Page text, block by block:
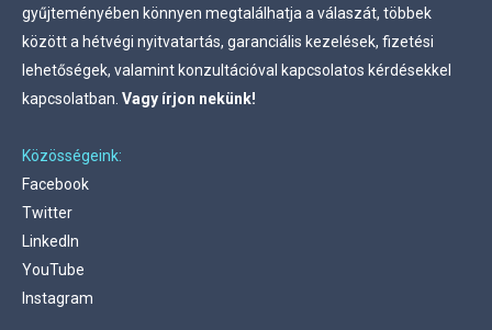
gyűjteményében könnyen megtalálhatja a válaszát, többek
között a hétvégi nyitvatartás, garanciális kezelések, fizetési
lehetőségek, valamint konzultációval kapcsolatos kérdésekkel
kapcsolatban. Vagy írjon nekünk!
Közösségeink:
Facebook
Twitter
LinkedIn
YouTube
Instagram